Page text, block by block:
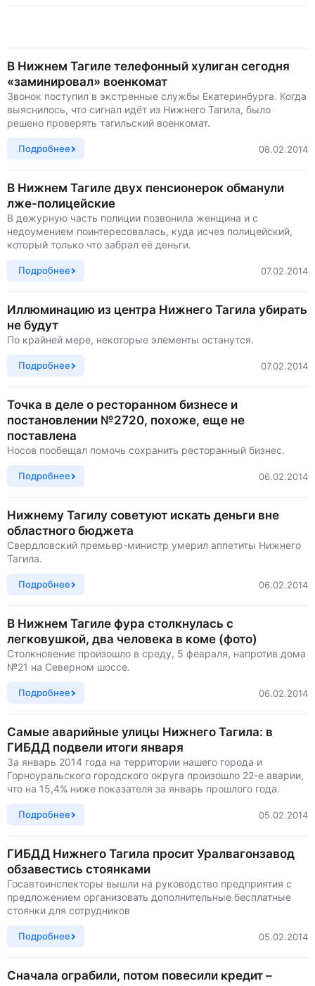
В Нижнем Тагиле телефонный хулиган сегодня
«заминировал» военкомат
Звонок поступил в экстренные службы Екатеринбурга. Когда
выяснилось, что сигнал идёт из Нижнего Тагила, было
решено проверять тагильский военкомат.
Подробнее 08.02.2014
В Нижнем Тагиле двух пенсионерок обманули
лже-полицейские
В дежурную часть полиции позвонила женщина и с
недоумением поинтересовалась, куда исчез полицейский,
который только что забрал её деньги.
Подробнее 07.02.2014
Иллюминацию из центра Нижнего Тагила убирать
не будут
По крайней мере, некоторые элементы останутся.
Подробнее 07.02.2014
Точка в деле о ресторанном бизнесе и
постановлении №2720, похоже, еще не
поставлена
Носов пообещал помочь сохранить ресторанный бизнес.
Подробнее 06.02.2014
Нижнему Тагилу советуют искать деньги вне
областного бюджета
Свердловский премьер-министр умерил аппетиты Нижнего
Тагила.
Подробнее 06.02.2014
В Нижнем Тагиле фура столкнулась с
легковушкой, два человека в коме (фото)
Столкновение произошло в среду, 5 февраля, напротив дома
№21 на Северном шоссе.
Подробнее 06.02.2014
Самые аварийные улицы Нижнего Тагила: в
ГИБДД подвели итоги января
За январь 2014 года на территории нашего города и
Горноуральского городского округа произошло 22-е аварии,
что на 15,4% ниже показателя за январь прошлого года.
Подробнее 05.02.2014
ГИБДД Нижнего Тагила просит Уралвагонзавод
обзавестись стоянками
Госавтоинспекторы вышли на руководство предприятия с
предложением организовать дополнительные бесплатные
стоянки для сотрудников
Подробнее 05.02.2014
Сначала ограбили, потом повесили кредит –